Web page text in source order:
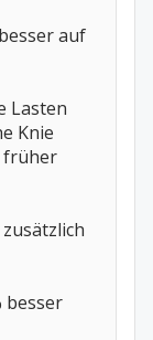
auf
Lasten
Knie
früher
besser